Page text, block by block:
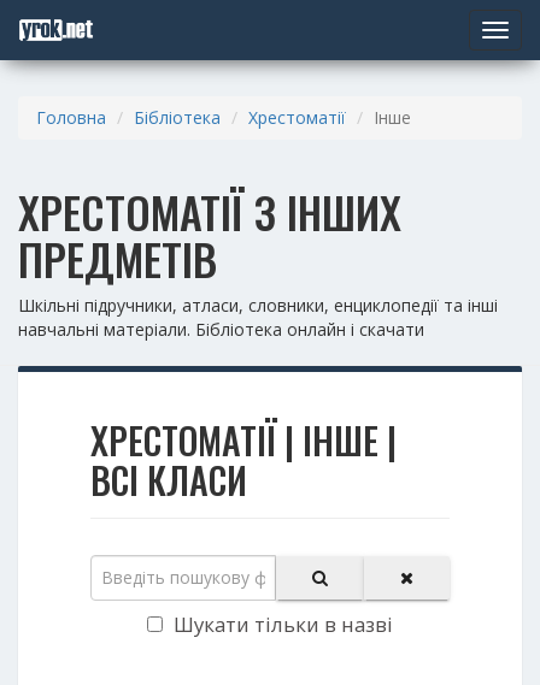
Toggle
Головна Бібліотека Хрестоматії Інше
ХРЕСТОМАТІЇ З ІНШИХ
ПРЕДМЕТІВ
Шкільні підручники, атласи, словники, енциклопедії та інші
навчальні матеріали. Бібліотека онлайн і скачати
ХРЕСТОМАТІЇ | ІНШЕ |
ВСІ КЛАСИ
Шукати тільки в назві